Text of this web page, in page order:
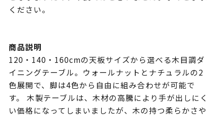
ください。
商品説明
120・140・160cmの天板サイズから選べる木目調ダ
イニングテーブル。ウォールナットとナチュラルの2
色展開で、脚は4色から自由に組み合わせが可能で
す。 木製テーブルは、木材の高騰により手が出しにく
い価格になってしまいましたが、木の持つ柔らかさや